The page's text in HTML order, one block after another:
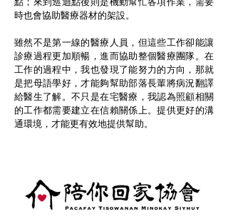
時也會協助醫療器材的架設。
雖然不是第一線的醫療人員，但這些工作卻能讓
診療過程更加順暢，進而協助整個醫療團隊。在
工作的過程中，我也發現了能努力的方向，那就
是把母語學好，才能夠幫助部落長輩將病況翻譯
給醫生了解。不只是在宅醫療，我認為照顧相關
的工作都需要建立在信賴關係上。提供更好的溝
通環境，才能更有效地提供幫助。